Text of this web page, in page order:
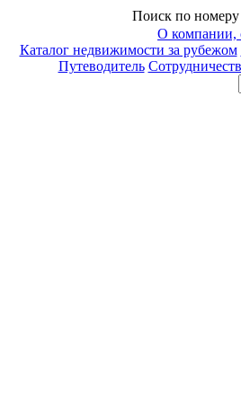
Поиск по номеру
О компании,
Каталог недвижимости за рубежом
Путеводитель